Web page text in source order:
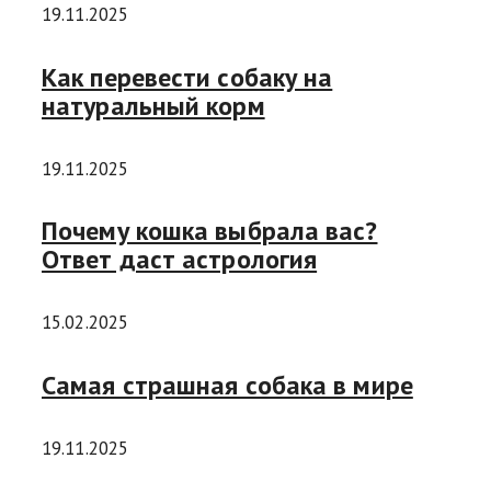
19.11.2025
Как перевести собаку на
натуральный корм
19.11.2025
Почему кошка выбрала вас?
Ответ даст астрология
15.02.2025
Самая страшная собака в мире
19.11.2025